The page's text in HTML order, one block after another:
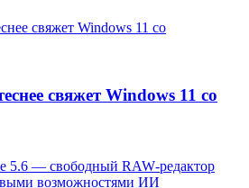
свяжет Windows 11 со